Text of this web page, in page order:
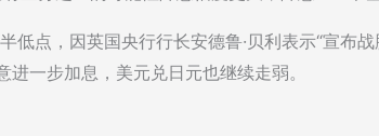
低点，因英国央行行长安德鲁·贝利表示“宣布
一步加息，美元兑日元也继续走弱。